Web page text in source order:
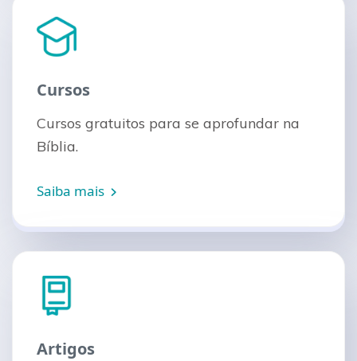
Cursos
Cursos gratuitos para se aprofundar na
Bíblia.
Saiba mais
Artigos